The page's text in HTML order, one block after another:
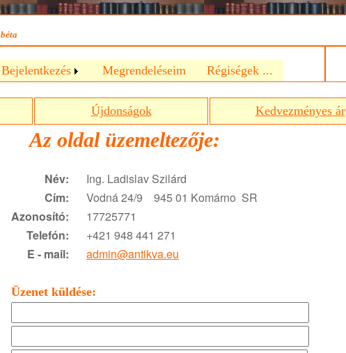
béta
Bejelentkezés Megrendeléseim Régiségek ...
Újdonságok Kedvezményes ár
Az oldal üzemeltezője:
Név:
Ing. Ladislav Szilárd
Cím:
Vodná 24/9 945 01 Komárno SR
Azonosító:
17725771
Telefón:
+421 948 441 271
E - mail:
admin@antikva.eu
Üzenet küldése: